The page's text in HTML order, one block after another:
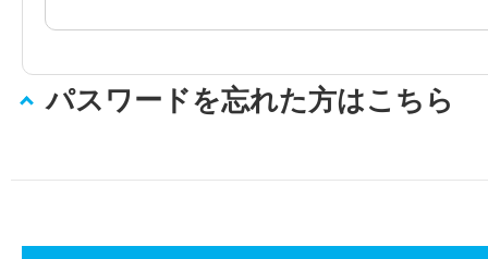
パスワードを忘れた方はこちら